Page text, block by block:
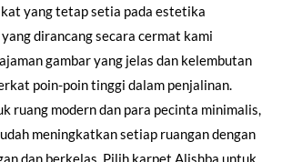
yang tetap setia pada estetika
dirancang secara cermat kami
gambar yang jelas dan kelembutan
poin-poin tinggi dalam penjalinan.
ruang modern dan para pecinta minimalis,
meningkatkan setiap ruangan dengan
dan berkelas. Pilih karpet Alishba untuk